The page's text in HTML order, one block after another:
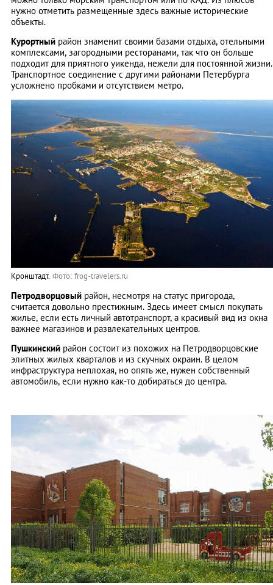
нужно отметить размещенные здесь важные исторические
объекты.
Курортный район знаменит своими базами отдыха, отельными
комплексами, загородными ресторанами, так что он больше
подходит для приятного уикенда, нежели для постоянной жизни.
Транспортное соединение с другими районами Петербурга
усложнено пробками и отсутствием метро.
Кронштадт. Фото: frog-travelers.ru
Петродворцовый район, несмотря на статус пригорода,
считается довольно престижным. Здесь имеет смысл покупать
жилье, если есть личный автотранспорт, а красивый вид из окна
важнее магазинов и развлекательных центров.
Пушкинский район состоит из похожих на Петродворцовские
элитных жилых кварталов и из скучных окраин. В целом
инфраструктура неплохая, но опять же, нужен собственный
автомобиль, если нужно как-то добираться до центра.